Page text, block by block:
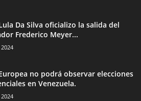
Da Silva oficializo la salida del
Frederico Meyer...
no podrá observar elecciones
en Venezuela.